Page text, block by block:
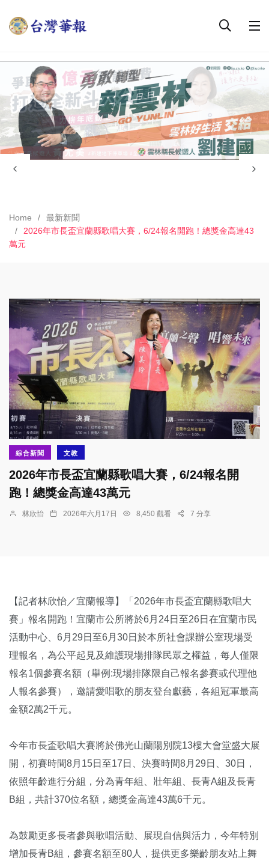
Home
最新新聞
2026年市長盃宜蘭縣歌唱大賽，6/24報名開跑！總獎金高達43
萬元
綜合新聞 文教
2026年市長盃宜蘭縣歌唱大賽，6/24報名開
跑！總獎金高達43萬元
林欣怡 2026年六月17日 8,450 觀看 7 分享
【記者林欣怡／宜蘭報導】「2026年市長盃宜蘭縣歌唱大
賽」報名開跑！宜蘭市公所將於6月24日至26日在宜蘭市民
活動中心、6月29日至6月30日於本所社會課辦公室現場受
理報名，為公平起見及維護現場排隊民眾之權益，每人僅限
報名1個參賽名額（舉例:現場排隊限自己報名參賽或代理他
人報名參賽），邀請愛唱歌的朋友登台獻藝，各組冠軍最高
金額2萬2千元。
今年市長盃歌唱大賽將於佛光山蘭陽別院13樓大會堂盛大展
開，初賽時間8月15日至17日、決賽時間8月29日、30日，
依照年齡進行分組，分為青年組、壯年組、長青A組及長青
B組，共計370位名額，總獎金高達43萬6千元。
為鼓勵更多長者參與歌唱活動、展現自信與活力，今年特別
增加長青B組，參賽名額至80人，提供更多樂齡朋友站上舞